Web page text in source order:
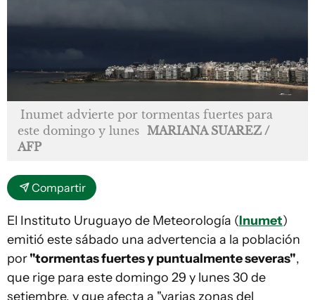
Inumet advierte por tormentas fuertes para
este domingo y lunes MARIANA SUAREZ /
AFP
Compartir
El Instituto Uruguayo de Meteorología (Inumet)
emitió este sábado una advertencia a la población
por"tormentas fuertes y puntualmente severas",
que rige para este domingo 29 y lunes 30 de
setiembre, y que afecta a "varias zonas del